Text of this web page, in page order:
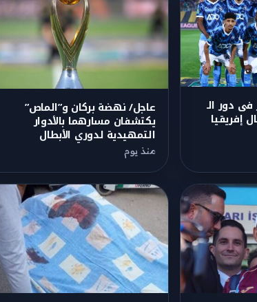
دور الـ عاجل/ نهضة بركان و”الماص”
يكتشفان مسارهما بالأدوار
التمهيدية لدوري الأبطال
منذ يوم